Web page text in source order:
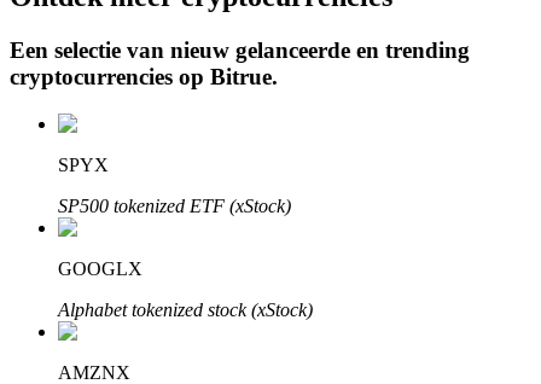
Auto Invest
Een selectie van nieuw gelanceerde en trending
cryptocurrencies op Bitrue.
SPYX
SP500 tokenized ETF (xStock)
GOOGLX
Alphabet tokenized stock (xStock)
AMZNX